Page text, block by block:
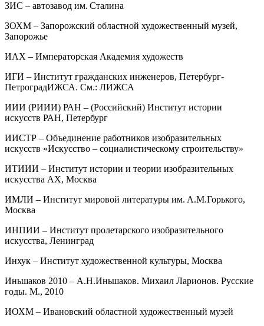
ЗИС – автозавод им. Сталина
ЗОХМ – Запорожский областной художественный музей,
Запорожье
ИАХ – Императорская Академия художеств
ИГИ – Институт гражданских инженеров, Петербург-
ПетроградИЖСА. См.: ЛИЖСА
ИИИ (РИИИ) РАН – (Российский) Институт истории
искусств РАН, Петербург
ИИСТР – Объединение работников изобразительных
искусств «Искусство – социалистическому строительству»
ИТИИИ – Институт истории и теории изобразительных
искусства АХ, Москва
ИМЛИ – Институт мировой литературы им. А.М.Горького,
Москва
ИНПИИ – Институт пролетарского изобразительного
искусства, Ленинград
Инхук – Институт художественной культуры, Москва
Иньшаков 2010 – А.Н.Иньшаков. Михаил Ларионов. Русские
годы. М., 2010
ИОХМ – Ивановский областной художественный музей